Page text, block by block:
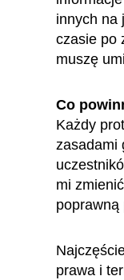
innych na
czasie po
muszę
Co
Każdy
zasadami
mi
poprawną
prawa i